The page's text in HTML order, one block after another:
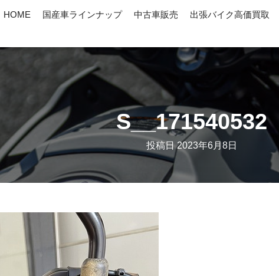
HOME 国産車ラインナップ 中古車販売 出張バイク高価買取
S__171540532
投稿日2023年6月8日